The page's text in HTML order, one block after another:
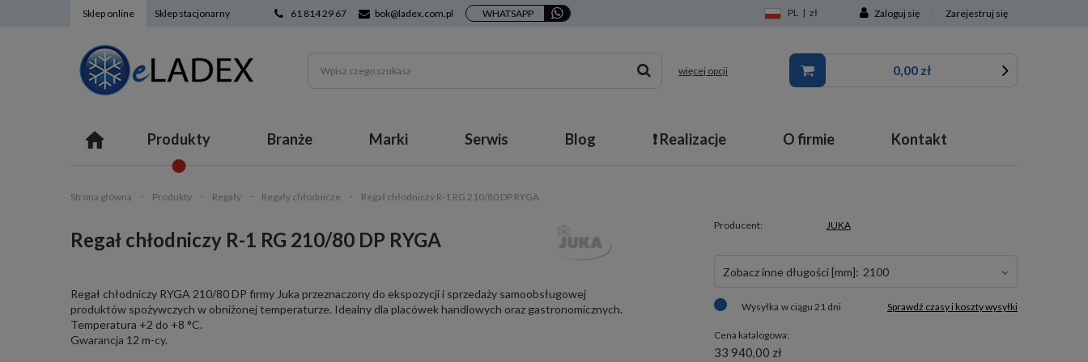
Sklep online Sklep stacjonarny 61 814 29 67 bok@ladex.com.pl WHATSAPP PL | zł Zaloguj się Zarejestruj się
więcej opcji 0,00 zł
Produkty Branże Marki Serwis Blog ❗ Realizacje O firmie Kontakt
Strona główna Produkty Regały Regały chłodnicze Regał chłodniczy R-1 RG 210/80 DP RYGA
Regał chłodniczy R-1 RG 210/80 DP RYGA
Regał chłodniczy RYGA 210/80 DP firmy Juka przeznaczony do ekspozycji i sprzedaży samoobsługowej
produktów spożywczych w obniżonej temperaturze. Idealny dla placówek handlowych oraz gastronomicznych.
Temperatura +2 do +8 °C.
Gwarancja 12 m-cy.
Producent: JUKA
Zobacz inne długości [mm]: 2100
Wysyłka w ciągu 21 dni Sprawdź czasy i koszty wysyłki
Cena katalogowa:
33 940,00 zł